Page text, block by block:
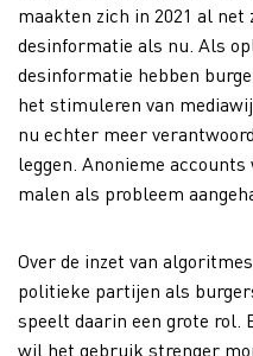
maakten zich in 2021 al net
desinformatie als nu. Als
desinformatie hebben
het stimuleren van
nu echter meer
leggen. Anonieme
malen als probleem
Over de inzet van
politieke partijen als
speelt daarin een grote rol.
wil het gebruik strenger